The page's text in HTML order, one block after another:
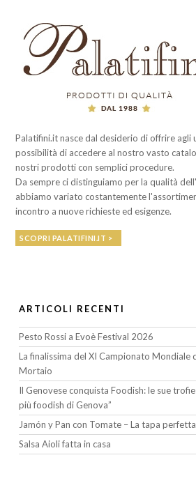
Palatifini.it nasce dal desiderio di offrire agli
possibilità di accedere al nostro vasto
nostri prodotti con semplici procedure.
Da sempre ci distinguiamo per la qualità
abbiamo variato costantemente
incontro a nuove richieste ed esigenze.
SCOPRI PALATIFINI.IT >
ARTICOLI RECENTI
Pesto Rossi a Evoè Festival 2026
La finalissima del XI Campionato Mondiale
Mortaio
Il Genovese conquista Foodish: le sue
più foodish di Genova”
Jamón y Pan con Tomate – La tapa
Salsa Aioli fatta in casa